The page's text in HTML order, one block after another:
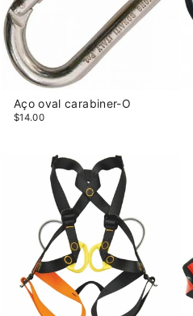
Aço oval carabiner-O
$14.00